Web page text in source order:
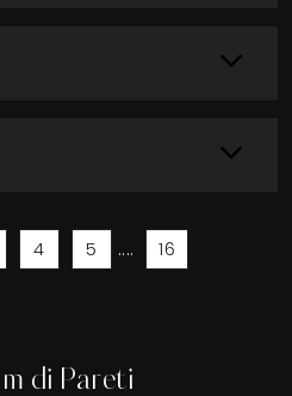
4 5 .... 16
di Pareti